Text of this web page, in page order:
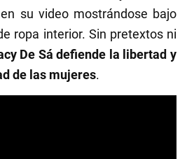
su video mostrándose bajo
ropa interior. Sin pretextos ni
De Sá defiende la libertad y
de las mujeres.